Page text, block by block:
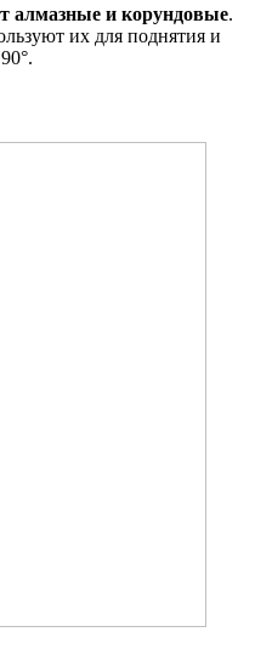
и корундовые.
их для поднятия и